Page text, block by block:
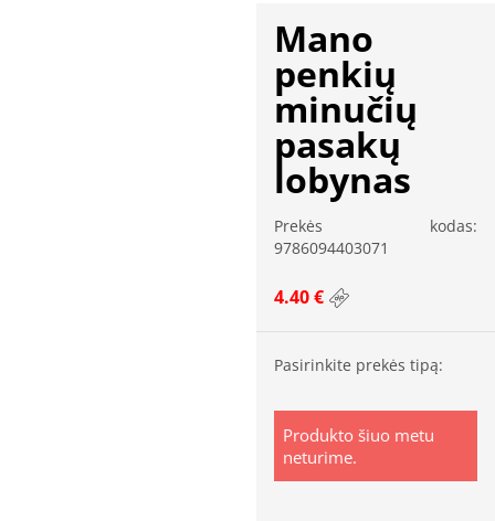
Mano
penkių
minučių
pasakų
lobynas
Prekės kodas:
9786094403071
4.40 €
Pasirinkite prekės tipą:
Produkto šiuo metu
neturime.